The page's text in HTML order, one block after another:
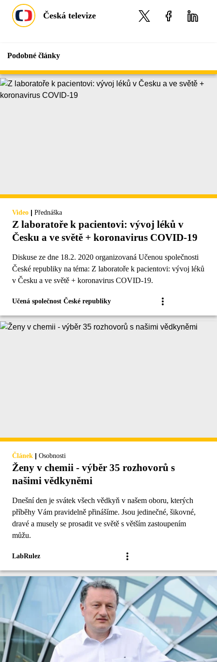
Česká televize
Podobné články
Video | Přednáška
Z laboratoře k pacientovi: vývoj léků v
Česku a ve světě + koronavirus COVID-19
Diskuse ze dne 18.2. 2020 organizovaná Učenou společnosti
České republiky na téma: Z laboratoře k pacientovi: vývoj léků
v Česku a ve světě + koronavirus COVID-19.
Učená společnost České republiky
Článek | Osobnosti
Ženy v chemii - výběr 35 rozhovorů s
našimi vědkyněmi
Dnešní den je svátek všech vědkyň v našem oboru, kterých
příběhy Vám pravidelně přinášíme. Jsou jedinečné, šikovné,
dravé a musely se prosadit ve světě s větším zastoupením
můžu.
LabRulez